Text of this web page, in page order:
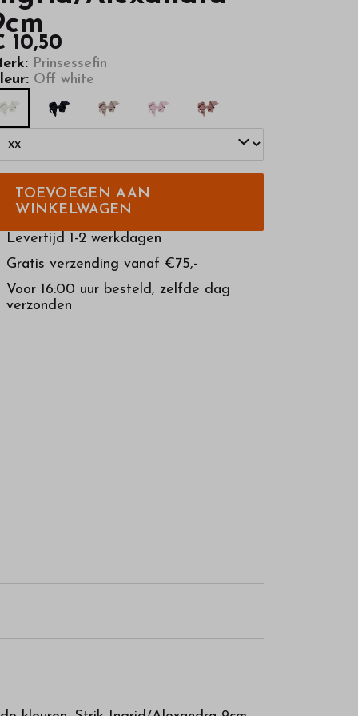
10,50
Prinsessefin
Off white
TOEVOEGEN AAN
WINKELWAGEN
Levertijd 1-2 werkdagen
Gratis verzending vanaf €75,-
Voor 16:00 uur besteld, zelfde dag
verzonden